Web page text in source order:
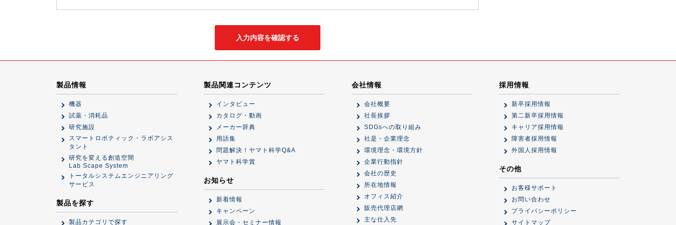
製品情報
機器
試薬・消耗品
研究施設
スマートロボティック・ラボアシス
タント
研究を変える創造空間
Lab Scape System
トータルシステムエンジニアリング
サービス
製品を探す
製品カテゴリで探す
製品関連コンテンツ
インタビュー
カタログ・動画
メーカー辞典
用語集
問題解決！ヤマト科学Q&A
ヤマト科学賞
お知らせ
新着情報
キャンペーン
展示会・セミナー情報
会社情報
会社概要
社長挨拶
SDGsへの取り組み
社是・企業理念
環境理念・環境方針
企業行動指針
会社の歴史
所在地情報
オフィス紹介
販売代理店網
主な仕入先
採用情報
新卒採用情報
第二新卒採用情報
キャリア採用情報
障害者採用情報
外国人採用情報
その他
お客様サポート
お問い合わせ
プライバシーポリシー
サイトマップ